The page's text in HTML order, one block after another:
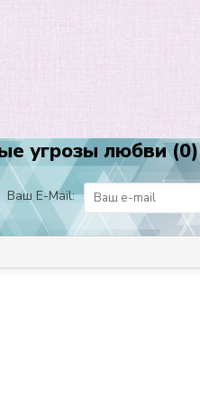
угрозы любви (0)
Ваш E-Mail: